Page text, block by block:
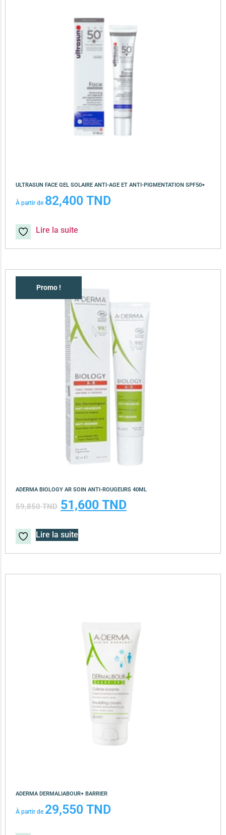
ADERMA DERMALIABOUR+ BARRIER
À partir de 29,550 TND
Promo !
ADERMA BIOLOGY AR SOIN ANTI-ROUGEURS 40ML
59,850TND 51,600 TND
Lire la suite
ULTRASUN FACE GEL SOLAIRE ANTI-AGE ET ANTI-PIGMENTATION SPF50+
À partir de 82,400 TND
Lire la suite